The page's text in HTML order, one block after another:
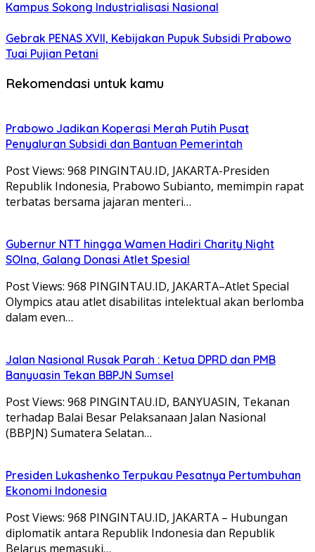
Kampus Sokong Industrialisasi Nasional
Gebrak PENAS XVII, Kebijakan Pupuk Subsidi Prabowo
Tuai Pujian Petani
Rekomendasi untuk kamu
Prabowo Jadikan Koperasi Merah Putih Pusat
Penyaluran Subsidi dan Bantuan Pemerintah
Post Views: 968 PINGINTAU.ID, JAKARTA-Presiden
Republik Indonesia, Prabowo Subianto, memimpin rapat
terbatas bersama jajaran menteri…
Gubernur NTT hingga Wamen Hadiri Charity Night
SOIna, Galang Donasi Atlet Spesial
Post Views: 968 PINGINTAU.ID, JAKARTA–Atlet Special
Olympics atau atlet disabilitas intelektual akan berlomba
dalam even…
Jalan Nasional Rusak Parah : Ketua DPRD dan PMB
Banyuasin Tekan BBPJN Sumsel
Post Views: 968 PINGINTAU.ID, BANYUASIN, Tekanan
terhadap Balai Besar Pelaksanaan Jalan Nasional
(BBPJN) Sumatera Selatan…
Presiden Lukashenko Terpukau Pesatnya Pertumbuhan
Ekonomi Indonesia
Post Views: 968 PINGINTAU.ID, JAKARTA – Hubungan
diplomatik antara Republik Indonesia dan Republik
Belarus memasuki…